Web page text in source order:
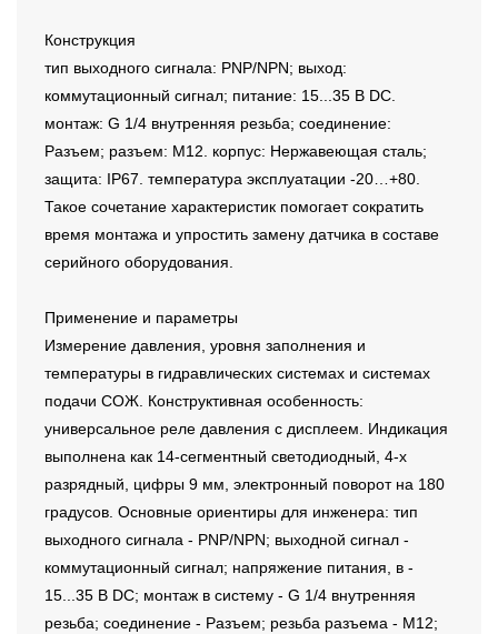
Конструкция
тип выходного сигнала: PNP/NPN; выход:
коммутационный сигнал; питание: 15...35 В DC.
монтаж: G 1/4 внутренняя резьба; соединение:
Разъем; разъем: M12. корпус: Нержавеющая сталь;
защита: IP67. температура эксплуатации -20…+80.
Такое сочетание характеристик помогает сократить
время монтажа и упростить замену датчика в составе
серийного оборудования.
Применение и параметры
Измерение давления, уровня заполнения и
температуры в гидравлических системах и системах
подачи СОЖ. Конструктивная особенность:
универсальное реле давления с дисплеем. Индикация
выполнена как 14-сегментный светодиодный, 4-х
разрядный, цифры 9 мм, электронный поворот на 180
градусов. Основные ориентиры для инженера: тип
выходного сигнала - PNP/NPN; выходной сигнал -
коммутационный сигнал; напряжение питания, в -
15...35 В DC; монтаж в систему - G 1/4 внутренняя
резьба; соединение - Разъем; резьба разъема - M12;